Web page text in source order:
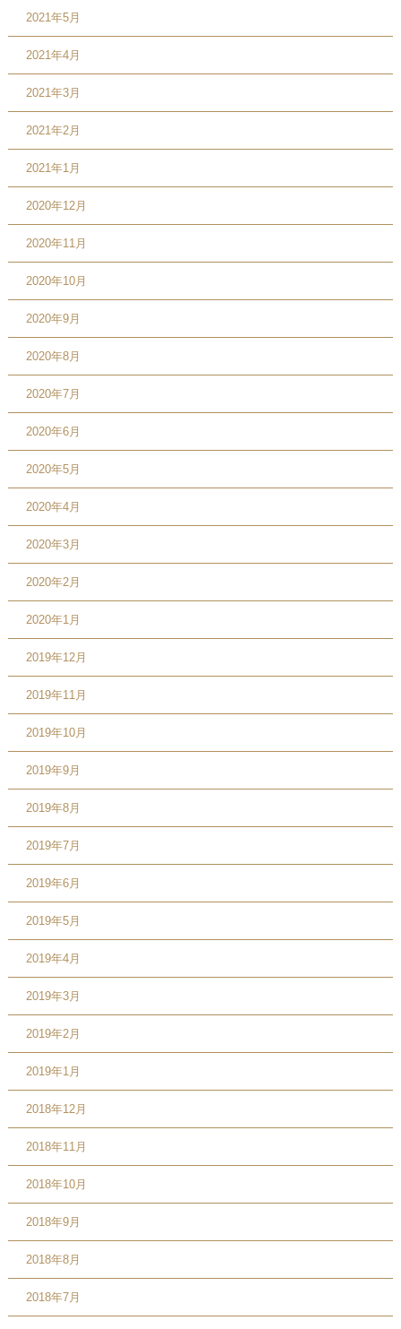
2021年5月
2021年4月
2021年3月
2021年2月
2021年1月
2020年12月
2020年11月
2020年10月
2020年9月
2020年8月
2020年7月
2020年6月
2020年5月
2020年4月
2020年3月
2020年2月
2020年1月
2019年12月
2019年11月
2019年10月
2019年9月
2019年8月
2019年7月
2019年6月
2019年5月
2019年4月
2019年3月
2019年2月
2019年1月
2018年12月
2018年11月
2018年10月
2018年9月
2018年8月
2018年7月